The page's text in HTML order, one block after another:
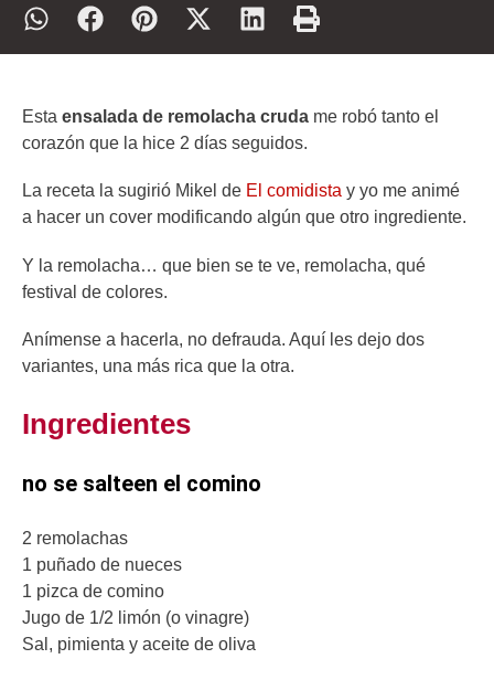
Esta ensalada de remolacha cruda me robó tanto el
corazón que la hice 2 días seguidos.
La receta la sugirió Mikel de El comidista y yo me animé
a hacer un cover modificando algún que otro ingrediente.
Y la remolacha… que bien se te ve, remolacha, qué
festival de colores.
Anímense a hacerla, no defrauda. Aquí les dejo dos
variantes, una más rica que la otra.
Ingredientes
no se salteen el comino
2 remolachas
1 puñado de nueces
1 pizca de comino
Jugo de 1/2 limón (o vinagre)
Sal, pimienta y aceite de oliva